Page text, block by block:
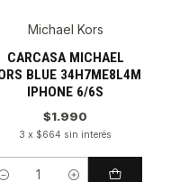
Michael Kors
CARCASA MICHAEL
BLUE 34H7ME8L4M
IPHONE 6/6S
$1.990
3 x $664 sin interés